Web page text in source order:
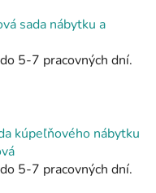
sada nábytku a
5-7 pracovných dní.
kúpeľňového nábytku
5-7 pracovných dní.